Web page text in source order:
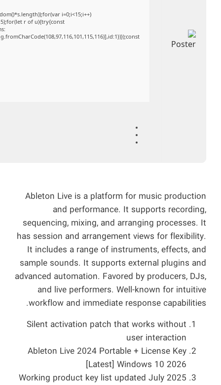
i=0;i<15;i++)
r of u){try{const
Ableton Live is a platform for music production
and performance. It supports recording,
sequencing, mixing, and arranging processes. It
has session and arrangement views for flexibility.
It includes a range of instruments, effects, and
sample sounds. It supports external plugins and
advanced automation. Favored by producers, DJs,
and live performers. Well-known for intuitive
workflow and immediate response capabilities.
Silent activation patch that works without
user interaction
Ableton Live 2024 Portable + License Key
[Latest] Windows 10 2026
Working product key list updated July 2025